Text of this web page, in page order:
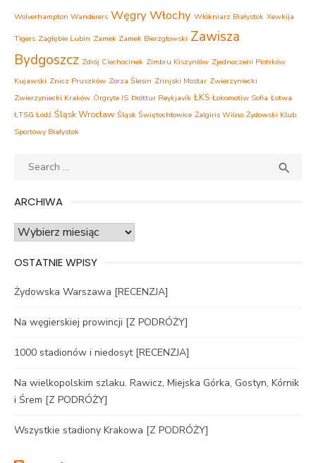
Wolverhampton Wanderers WęgryWłochy Włókniarz Białystok Xewkija
Tigers Zagłębie Lubin Zamek Zamek Bierzgłowski Zawisza
Bydgoszcz Zdrój Ciechocinek Zimbru Kiszyniów Zjednoczeni Piotrków
Kujawski Znicz Pruszków Zorza Ślesin Zrinjski Mostar Zwierzyniecki
Zwierzyniecki Kraków Örgryte IS Þróttur Reykjavík ŁKS Łokomotiw Sofia Łotwa
ŁTSG Łódź Śląsk Wrocław Śląsk Świętochłowice Żalgiris Wilno Żydowski Klub
Sportowy Białystok
Search

ARCHIWA
Archiwa
OSTATNIE WPISY
Żydowska Warszawa [RECENZJA]
Na węgierskiej prowincji [Z PODRÓŻY]
1000 stadionów i niedosyt [RECENZJA]
Na wielkopolskim szlaku. Rawicz, Miejska Górka, Gostyn, Kórnik
i Śrem [Z PODRÓŻY]
Wszystkie stadiony Krakowa [Z PODRÓŻY]